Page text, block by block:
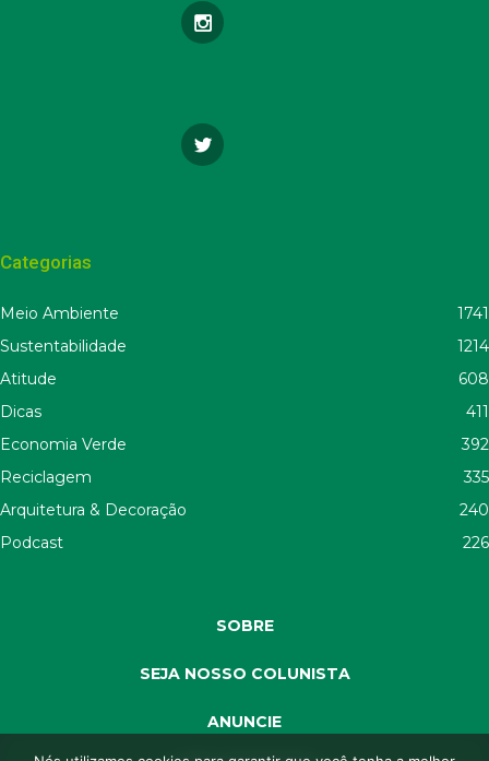
Categorias
Meio Ambiente
1741
Sustentabilidade
1214
Atitude
608
Dicas
411
Economia Verde
392
Reciclagem
335
Arquitetura & Decoração
240
Podcast
226
SOBRE
SEJA NOSSO COLUNISTA
ANUNCIE